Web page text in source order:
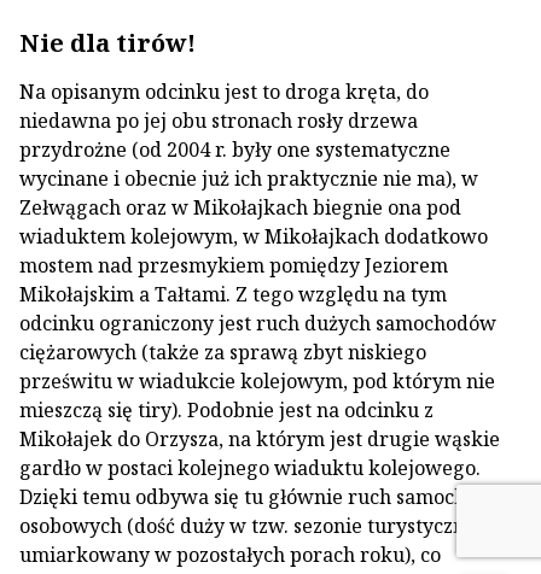
Nie dla tirów!
Na opisanym odcinku jest to droga kręta, do
niedawna po jej obu stronach rosły drzewa
przydrożne (od 2004 r. były one systematyczne
wycinane i obecnie już ich praktycznie nie ma), w
Zełwągach oraz w Mikołajkach biegnie ona pod
wiaduktem kolejowym, w Mikołajkach dodatkowo
mostem nad przesmykiem pomiędzy Jeziorem
Mikołajskim a Tałtami. Z tego względu na tym
odcinku ograniczony jest ruch dużych samochodów
ciężarowych (także za sprawą zbyt niskiego
prześwitu w wiadukcie kolejowym, pod którym nie
mieszczą się tiry). Podobnie jest na odcinku z
Mikołajek do Orzysza, na którym jest drugie wąskie
gardło w postaci kolejnego wiaduktu kolejowego.
Dzięki temu odbywa się tu głównie ruch samochodów
osobowych (dość duży w tzw. sezonie turystycznym,
umiarkowany w pozostałych porach roku), co